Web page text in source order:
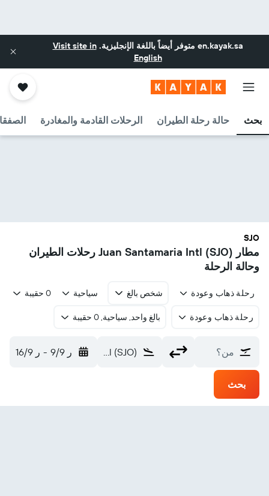
en.kayak.sa متوفر أيضاً باللغة الإنجليزية.Visit site in
English
بحث حالة رحلة الطيران الرحلات القادمة والمغادرة
SJO
مطار Juan Santamaria Intl (SJO) رحلات الطيران
وحالة الرحلة
رحلة ذهاب وعودة شخص بالغ سياحية 0 حقيبة
رحلة ذهاب وعودة بالغ واحد, سياحية, 0 حقيبة
من؟ Juan Santamaria Intl (SJO) ر 9/9 - ر 16/9
بحث